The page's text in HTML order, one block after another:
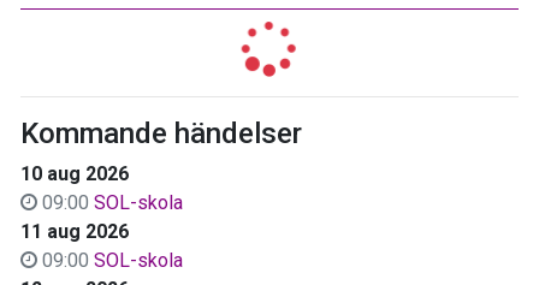
Kommande händelser
10 aug 2026
09:00 SOL-skola
11 aug 2026
09:00 SOL-skola